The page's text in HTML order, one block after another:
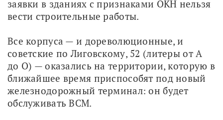
заявки в зданиях с признаками ОКН нельзя
вести строительные работы.
Все корпуса — и дореволюционные, и
советские по Лиговскому, 52 (литеры от А
до О) — оказались на территории, которую в
ближайшее время приспособят под новый
железнодорожный терминал: он будет
обслуживать ВСМ.